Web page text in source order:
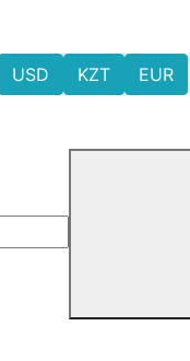
USD KZT EUR